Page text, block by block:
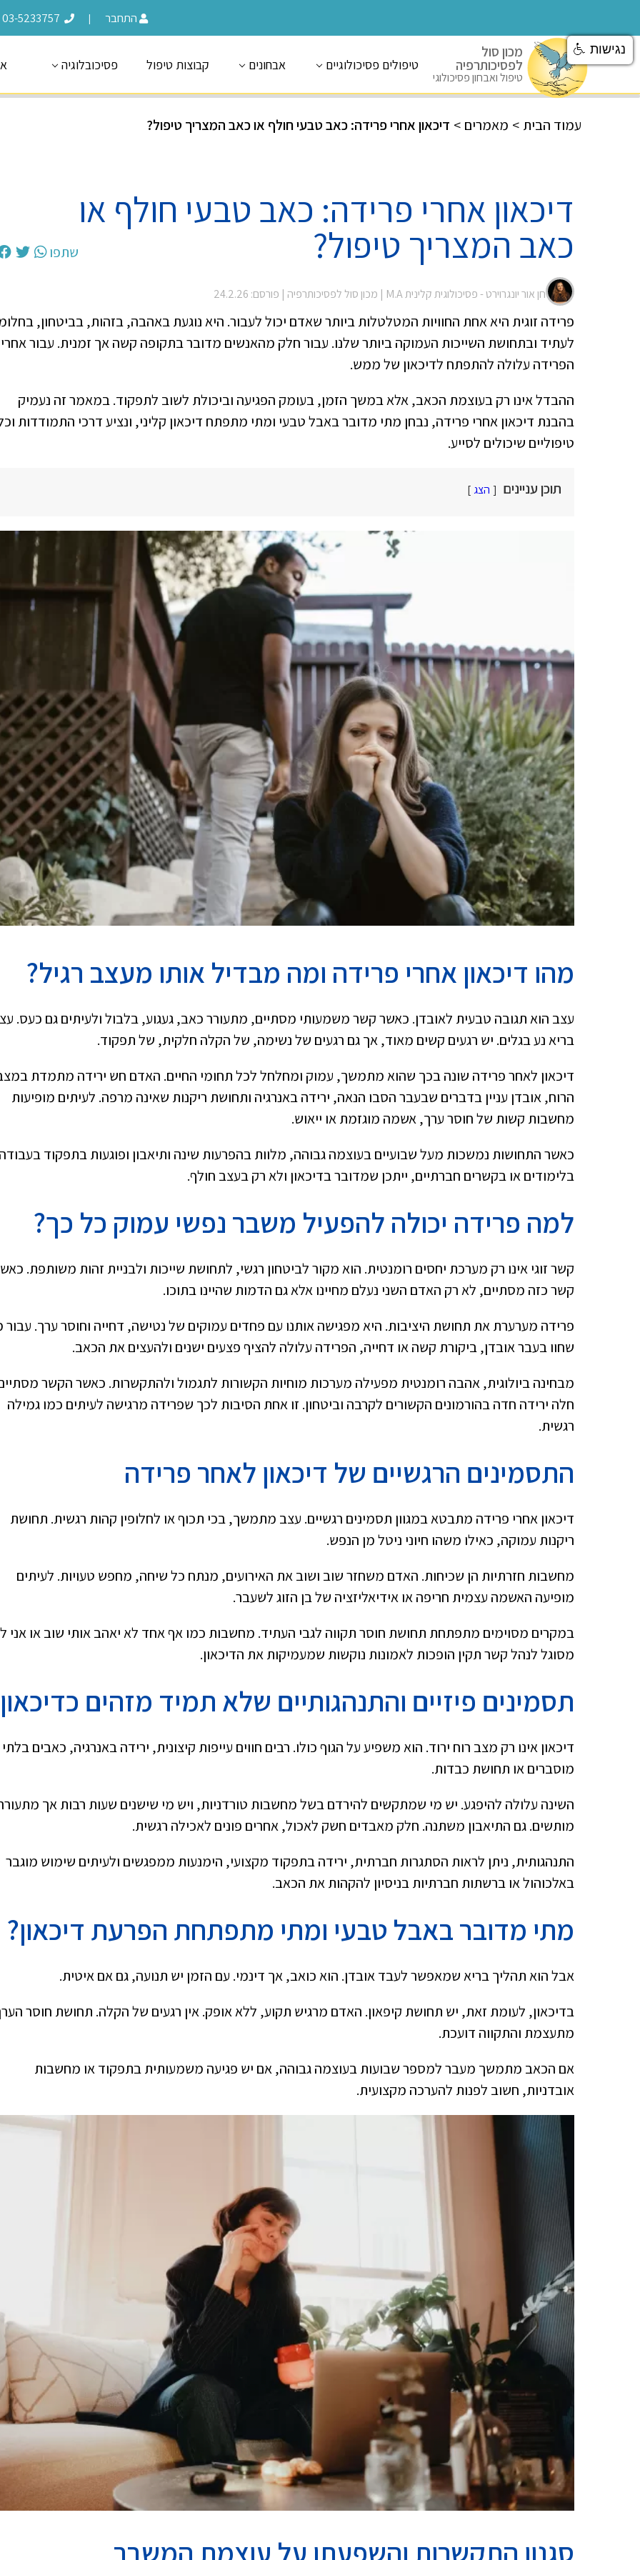
03-5233757 | התחבר
מכון סול
לפסיכותרפיה
טיפול ואבחון פסיכולוגי
טיפולים פסיכולוגיים אבחונים קבוצות טיפול פסיכובלוגיה
דיכאון אחרי פרידה: כאב טבעי חולף או כאב המצריך טיפול? > מאמרים > עמוד הבית
דיכאון אחרי פרידה: כאב טבעי חולף או
כאב המצריך טיפול? שתפו
חן אור יונגרוירט - פסיכולוגית קלינית M.A | מכון סול לפסיכותרפיה | פורסם: 24.2.26
פרידה זוגית היא אחת החוויות המטלטלות ביותר שאדם יכול לעבור. היא נוגעת באהבה, בזהות, בביטחון,
לעתיד ובתחושת השייכות העמוקה ביותר שלנו. עבור חלק מהאנשים מדובר בתקופה קשה אך זמנית. עבור
הפרידה עלולה להתפתח לדיכאון של ממש.
ההבדל אינו רק בעוצמת הכאב, אלא במשך הזמן, בעומק הפגיעה וביכולת לשוב לתפקוד. במאמר זה נעמיק
בהבנת דיכאון אחרי פרידה, נבחן מתי מדובר באבל טבעי ומתי מתפתח דיכאון קליני, ונציע דרכי התמודדות
טיפוליים שיכולים לסייע.
תוכן עניינים הצג
מהו דיכאון אחרי פרידה ומה מבדיל אותו מעצב רגיל?
עצב הוא תגובה טבעית לאובדן. כאשר קשר משמעותי מסתיים, מתעורר כאב, געגוע, בלבול ולעיתים גם כעס.
בריא נע בגלים. יש רגעים קשים מאוד, אך גם רגעים של נשימה, של הקלה חלקית, של תפקוד.
דיכאון לאחר פרידה שונה בכך שהוא מתמשך, עמוק ומחלחל לכל תחומי החיים. האדם חש ירידה מתמדת
הרוח, אובדן עניין בדברים שבעבר הסבו הנאה, ירידה באנרגיה ותחושת ריקנות שאינה מרפה. לעיתים מופיעות
מחשבות קשות של חוסר ערך, אשמה מוגזמת או ייאוש.
כאשר התחושות נמשכות מעל שבועיים בעוצמה גבוהה, מלוות בהפרעות שינה ותיאבון ופוגעות בתפקוד
בלימודים או בקשרים חברתיים, ייתכן שמדובר בדיכאון ולא רק בעצב חולף.
למה פרידה יכולה להפעיל משבר נפשי עמוק כל כך?
קשר זוגי אינו רק מערכת יחסים רומנטית. הוא מקור לביטחון רגשי, לתחושת שייכות ולבניית זהות משותפת.
קשר כזה מסתיים, לא רק האדם השני נעלם מחיינו אלא גם הדמות שהיינו בתוכו.
פרידה מערערת את תחושת היציבות. היא מפגישה אותנו עם פחדים עמוקים של נטישה, דחייה וחוסר ערך. עבור
שחוו בעבר אובדן, ביקורת קשה או דחייה, הפרידה עלולה להציף פצעים ישנים ולהעצים את הכאב.
מבחינה ביולוגית, אהבה רומנטית מפעילה מערכות מוחיות הקשורות לתגמול ולהתקשרות. כאשר הקשר
חלה ירידה חדה בהורמונים הקשורים לקרבה וביטחון. זו אחת הסיבות לכך שפרידה מרגישה לעיתים כמו גמילה
רגשית.
התסמינים הרגשיים של דיכאון לאחר פרידה
דיכאון אחרי פרידה מתבטא במגוון תסמינים רגשיים. עצב מתמשך, בכי תכוף או לחלופין קהות רגשית. תחושת
ריקנות עמוקה, כאילו משהו חיוני ניטל מן הנפש.
מחשבות חזרתיות הן שכיחות. האדם משחזר שוב ושוב את האירועים, מנתח כל שיחה, מחפש טעויות. לעיתים
מופיעה האשמה עצמית חריפה או אידיאליזציה של בן הזוג לשעבר.
במקרים מסוימים מתפתחת תחושת חוסר תקווה לגבי העתיד. מחשבות כמו אף אחד לא יאהב אותי שוב או אני
מסוגל לנהל קשר תקין הופכות לאמונות נוקשות שמעמיקות את הדיכאון.
תסמינים פיזיים והתנהגותיים שלא תמיד מזהים כדיכאון
דיכאון אינו רק מצב רוח ירוד. הוא משפיע על הגוף כולו. רבים חווים עייפות קיצונית, ירידה באנרגיה, כאבים בלתי
מוסברים או תחושת כבדות.
השינה עלולה להיפגע. יש מי שמתקשים להירדם בשל מחשבות טורדניות, ויש מי שישנים שעות רבות אך
מותשים. גם התיאבון משתנה. חלק מאבדים חשק לאכול, אחרים פונים לאכילה רגשית.
התנהגותית, ניתן לראות הסתגרות חברתית, ירידה בתפקוד מקצועי, הימנעות ממפגשים ולעיתים שימוש מוגבר
באלכוהול או ברשתות חברתיות בניסיון להקהות את הכאב.
מתי מדובר באבל טבעי ומתי מתפתחת הפרעת דיכאון?
אבל הוא תהליך בריא שמאפשר לעבד אובדן. הוא כואב, אך דינמי. עם הזמן יש תנועה, גם אם איטית.
בדיכאון, לעומת זאת, יש תחושת קיפאון. האדם מרגיש תקוע, ללא אופק. אין רגעים של הקלה. תחושת חוסר
מתעצמת והתקווה דועכת.
אם הכאב מתמשך מעבר למספר שבועות בעוצמה גבוהה, אם יש פגיעה משמעותית בתפקוד או מחשבות
אובדניות, חשוב לפנות להערכה מקצועית.
סגנון התקשרות והשפעתו על עוצמת המשבר
נגישות